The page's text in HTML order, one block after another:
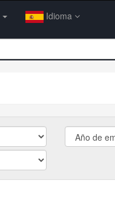
Idioma